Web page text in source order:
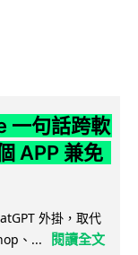
一句話跨軟
APP 兼免
外掛，取代
、...
閱讀全文